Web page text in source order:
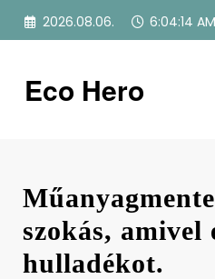
Skip
2026.08.06. 6:04:15 AM
Eco Hero
szokás, amivel
hulladékot.